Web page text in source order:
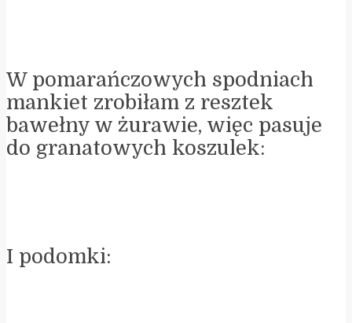
W pomarańczowych spodniach
mankiet zrobiłam z resztek
bawełny w żurawie, więc pasuje
do granatowych koszulek:
I podomki: